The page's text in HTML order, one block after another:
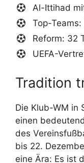
Al-Ittihad
Top-
Reform: 32
UEFA-
Tradition
Die Klub-WM in
einen
des
bis 22.
eine Ära: Es ist